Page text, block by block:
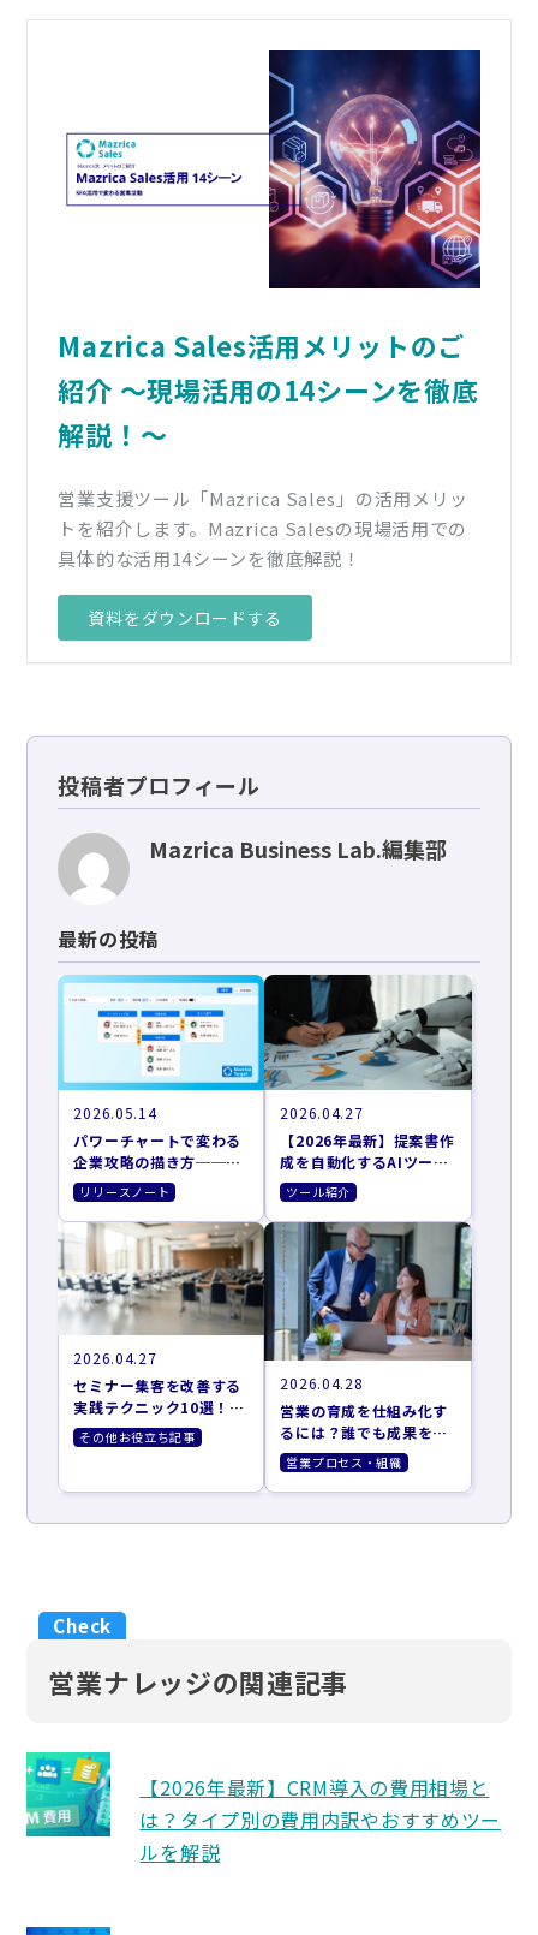
Mazrica Sales活用メリットのご
紹介 〜現場活用の14シーンを徹底
解説！〜
営業支援ツール「Mazrica Sales」の活用メリッ
トを紹介します。Mazrica Salesの現場活用での
具体的な活用14シーンを徹底解説！
資料をダウンロードする
投稿者プロフィール
Mazrica Business Lab.編集部
最新の投稿
2026.05.14
パワーチャートで変わる
企業攻略の描き方──お
客さまの意思決定に、営
業が伴走するために
リリースノート
2026.04.27
【2026年最新】提案書作
成を自動化するAIツール
おすすめ9選｜営業準備
を効率化する選び方
ツール紹介
2026.04.27
セミナー集客を改善する
実践テクニック10選！効
果的な集客方法とツール
を紹介
その他お役立ち記事
2026.04.28
営業の育成を仕組み化す
るには？誰でも成果を出
せるAIターゲティング活
用法
営業プロセス・組織
営業ナレッジの関連記事
【2026年最新】CRM導入の費用相場と
は？タイプ別の費用内訳やおすすめツー
ルを解説